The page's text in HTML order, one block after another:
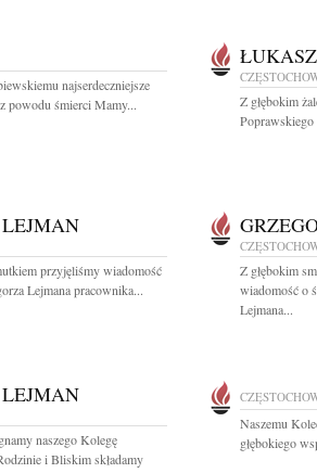
najserdeczniejsze
powodu śmierci Mamy...
Z głębokim
Poprawskiego
przyjęliśmy wiadomość
Lejmana pracownika...
Z głębokim
wiadomość o
Lejmana...
naszego Kolegę
i Bliskim składamy
Naszemu
głębokiego